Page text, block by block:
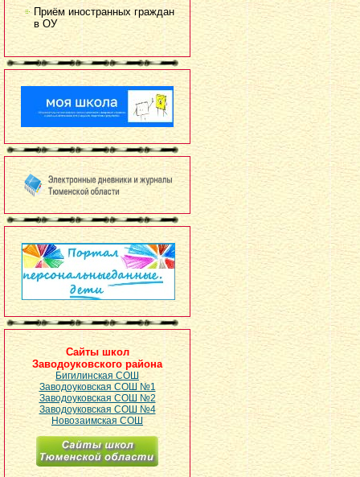
Приём иностранных граждан
в ОУ
Сайты школ
Заводоуковского района
Бигилинская СОШ
Заводоуковская СОШ №1
Заводоуковская СОШ №2
Заводоуковская СОШ №4
Новозаимская СОШ